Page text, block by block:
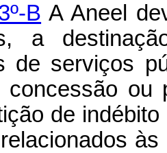
B A Aneel
a
de serviços
concessão ou
de